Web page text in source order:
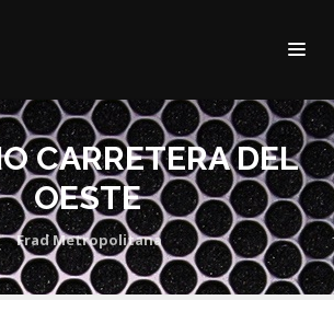
CARRETERA DEL
OESTE
Frad Metropolitana